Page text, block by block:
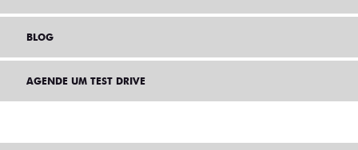
BLOG
AGENDE UM TEST DRIVE